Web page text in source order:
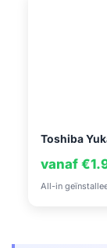
Toshiba
vanaf
All-in